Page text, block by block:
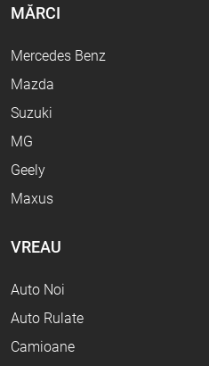
MĂRCI
Mercedes Benz
Mazda
Suzuki
MG
Geely
Maxus
VREAU
Auto Noi
Auto Rulate
Camioane